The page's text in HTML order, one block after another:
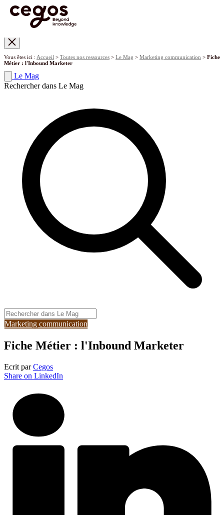
Vous êtes ici : Accueil > Toutes nos ressources > Le Mag > Marketing communication > Fiche
Métier : l'Inbound Marketer
Le Mag
Rechercher dans Le Mag
Marketing communication
Fiche Métier : l'Inbound Marketer
Ecrit parCegos
Share on LinkedIn